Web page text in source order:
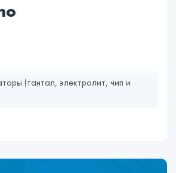
(тантал, электролит, чип и